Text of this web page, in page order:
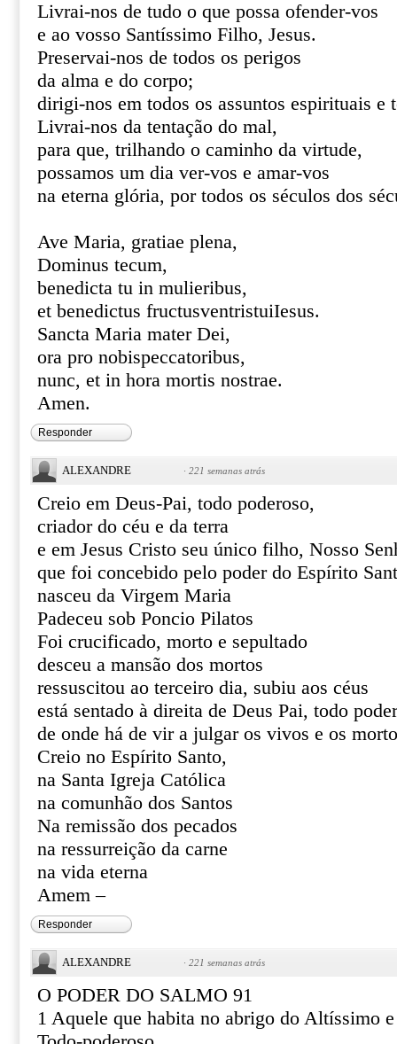
Livrai-nos de tudo o que possa ofender-vos
e ao vosso Santíssimo Filho, Jesus.
Preservai-nos de todos os perigos
da alma e do corpo;
dirigi-nos em todos os assuntos espirituais e
Livrai-nos da tentação do mal,
para que, trilhando o caminho da virtude,
possamos um dia ver-vos e amar-vos
na eterna glória, por todos os séculos dos
Ave Maria, gratiae plena,
Dominus tecum,
benedicta tu in mulieribus,
et benedictus fructusventristuiIesus.
Sancta Maria mater Dei,
ora pro nobispeccatoribus,
nunc, et in hora mortis nostrae.
Amen.
Responder
ALEXANDRE · 221 semanas atrás
Creio em Deus-Pai, todo poderoso,
criador do céu e da terra
e em Jesus Cristo seu único filho, Nosso
que foi concebido pelo poder do Espírito
nasceu da Virgem Maria
Padeceu sob Poncio Pilatos
Foi crucificado, morto e sepultado
desceu a mansão dos mortos
ressuscitou ao terceiro dia, subiu aos céus
está sentado à direita de Deus Pai, todo
de onde há de vir a julgar os vivos e os
Creio no Espírito Santo,
na Santa Igreja Católica
na comunhão dos Santos
Na remissão dos pecados
na ressurreição da carne
na vida eterna
Amem –
Responder
ALEXANDRE · 221 semanas atrás
O PODER DO SALMO 91
1 Aquele que habita no abrigo do Altíssimo